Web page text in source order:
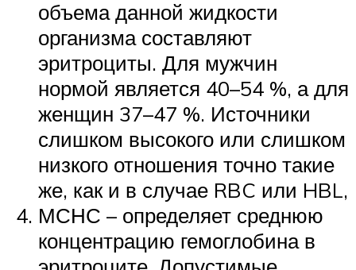
объема данной жидкости
организма составляют
эритроциты. Для мужчин
нормой является 40–54 %, а для
женщин 37–47 %. Источники
слишком высокого или слишком
низкого отношения точно такие
же, как и в случае RBC или HBL,
МСНС – определяет среднюю
концентрацию гемоглобина в